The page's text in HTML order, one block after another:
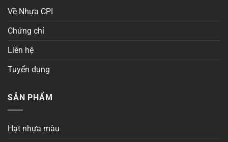
Về Nhựa CPI
Chứng chỉ
Liên hệ
Tuyển dụng
SẢN PHẨM
Hạt nhựa màu